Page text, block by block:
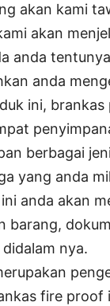
akan kami
akan
anda
anda
ini, brankas
berbagai
yang anda
anda akan
barang,
nya.
fire proof